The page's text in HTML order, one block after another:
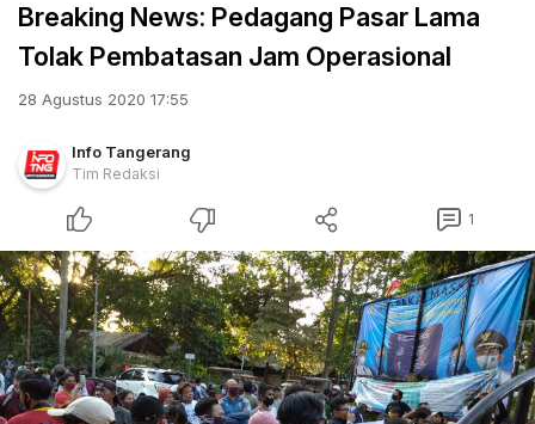
Breaking News: Pedagang Pasar Lama
Tolak Pembatasan Jam Operasional
28 Agustus 2020 17:55
Info Tangerang
Tim Redaksi
1